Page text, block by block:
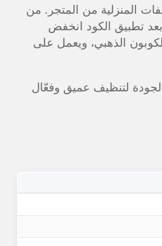
المنزلية من المتجر. من
تنظيف بقيمة 240 ريال سعودي، وبعد تطبيق الكود انخفض
في موقع الكوبون الذهبي، ويعمل على